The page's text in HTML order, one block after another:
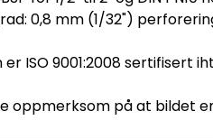
0,8 mm (1/32")
ISO 9001:2008 sertifisert iht
oppmerksom på at bildet